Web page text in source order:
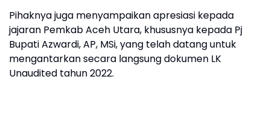
Pihaknya juga menyampaikan apresiasi kepada
jajaran Pemkab Aceh Utara, khususnya kepada Pj
Bupati Azwardi, AP, MSi, yang telah datang untuk
mengantarkan secara langsung dokumen LK
Unaudited tahun 2022.